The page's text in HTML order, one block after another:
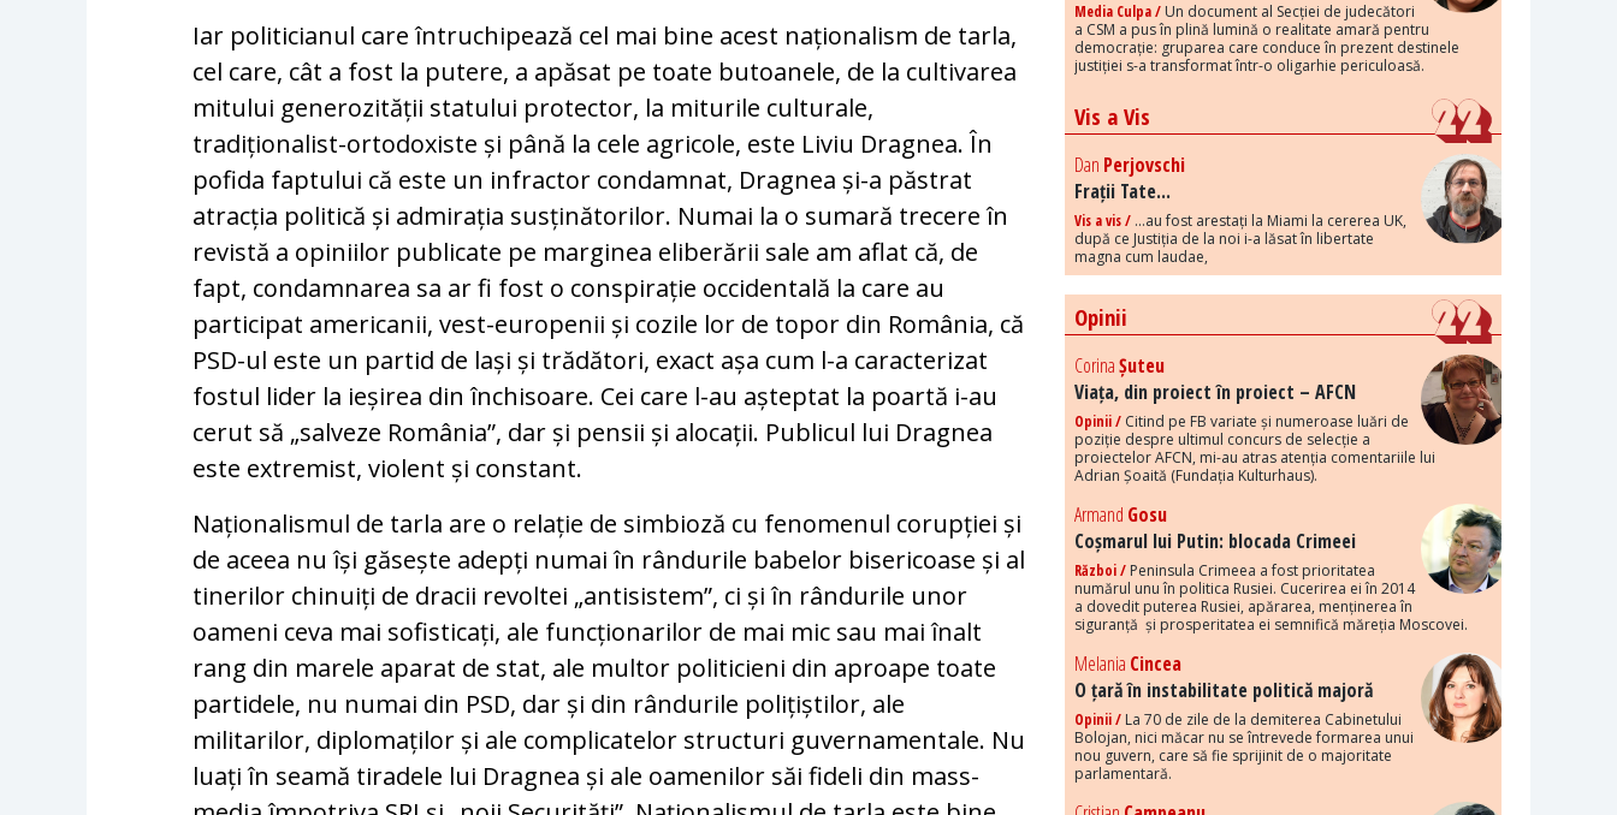
Iar politicianul care întruchipează cel mai bine acest naționalism de tarla,
cel care, cât a fost la putere, a apăsat pe toate butoanele, de la cultivarea
mitului generozității statului protector, la miturile culturale,
tradiționalist-ortodoxiste și până la cele agricole, este Liviu Dragnea. În
pofida faptului că este un infractor condamnat, Dragnea și-a păstrat
atracția politică și admirația susținătorilor. Numai la o sumară trecere în
revistă a opiniilor publicate pe marginea eliberării sale am aflat că, de
fapt, condamnarea sa ar fi fost o conspirație occidentală la care au
participat americanii, vest-europenii și cozile lor de topor din România, că
PSD-ul este un partid de lași și trădători, exact așa cum l-a caracterizat
fostul lider la ieșirea din închisoare. Cei care l-au așteptat la poartă i-au
cerut să „salveze România”, dar și pensii și alocații. Publicul lui Dragnea
este extremist, violent și constant.
Naționalismul de tarla are o relație de simbioză cu fenomenul corupției și
de aceea nu își găsește adepți numai în rândurile babelor bisericoase și al
tinerilor chinuiți de dracii revoltei „antisistem”, ci și în rândurile unor
oameni ceva mai sofisticați, ale funcționarilor de mai mic sau mai înalt
rang din marele aparat de stat, ale multor politicieni din aproape toate
partidele, nu numai din PSD, dar și din rândurile polițiștilor, ale
militarilor, diplomaților și ale complicatelor structuri guvernamentale. Nu
luați în seamă tiradele lui Dragnea și ale oamenilor săi fideli din mass-
Media Culpa / Un document al Secției de judecători
a CSM a pus în plină lumină o realitate amară pentru
democrație: gruparea care conduce în prezent destinele
justiției s-a transformat într-o oligarhie periculoasă.
Vis a Vis
Dan Perjovschi
Frații Tate...
Vis a vis / ...au fost arestați la Miami la cererea UK,
după ce Justiția de la noi i-a lăsat în libertate
magna cum laudae,
Opinii
CorinaȘuteu
Viața, din proiect în proiect – AFCN
Opinii / Citind pe FB variate și numeroase luări de
poziție despre ultimul concurs de selecție a
proiectelor AFCN, mi-au atras atenția comentariile lui
Adrian Șoaită (Fundația Kulturhaus).
Armand Gosu
Coșmarul lui Putin: blocada Crimeei
Război / Peninsula Crimeea a fost prioritatea
numărul unu în politica Rusiei. Cucerirea ei în 2014
a dovedit puterea Rusiei, apărarea, menținerea în
siguranță și prosperitatea ei semnifică măreția Moscovei.
Melania Cincea
O țară în instabilitate politică majoră
Opinii / La 70 de zile de la demiterea Cabinetului
Bolojan, nici măcar nu se întrevede formarea unui
nou guvern, care să fie sprijinit de o majoritate
parlamentară.